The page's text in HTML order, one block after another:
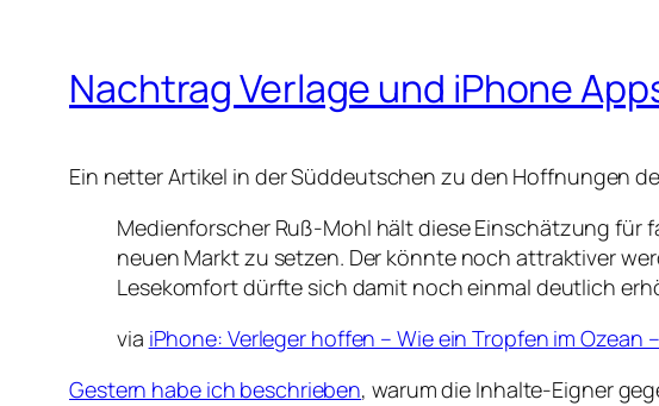
Nachtrag Verlage und iPhone
Ein netter Artikel in der Süddeutschen zu den Hoffnungen
Medienforscher Ruß-Mohl hält diese Einschätzung für
neuen Markt zu setzen. Der könnte noch attraktiver
Lesekomfort dürfte sich damit noch einmal deutlich
via iPhone: Verleger hoffen – Wie ein Tropfen im
Gestern habe ich beschrieben, warum die Inhalte-Eigner